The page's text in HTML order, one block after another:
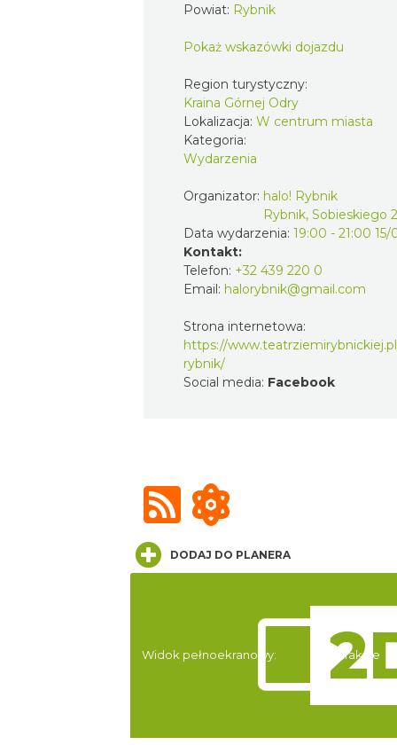
Powiat: Rybnik
Pokaż wskazówki dojazdu
Region turystyczny:
Kraina Górnej Odry
Lokalizacja: W centrum miasta
Kategoria:
Wydarzenia
Organizator: halo! Rybnik
Rybnik, Sobieskiego
Data wydarzenia: 19:00 - 21:00 15/
Kontakt:
Telefon: +32 439 220 0
Email: halorybnik@gmail.com
Strona internetowa:
https://
rybnik/
Social media: Facebook
DODAJ DO PLANERA
Widok pełnoekranowy: Atrakcje